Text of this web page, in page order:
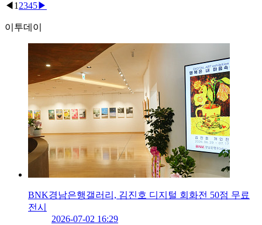
◀ 1 2345▶
이투데이
BNK경남은행갤러리, 김진호 디지털 회화전 50점 무료
전시
2026-07-02 16:29